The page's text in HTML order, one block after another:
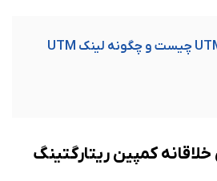
لینک UTM چیست و چگونه لینک UTM
کمپین ریتارگتینگ